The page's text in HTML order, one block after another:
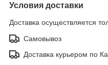
Условия доставки
Доставка осуществляется
Самовывоз
Доставка курьером по